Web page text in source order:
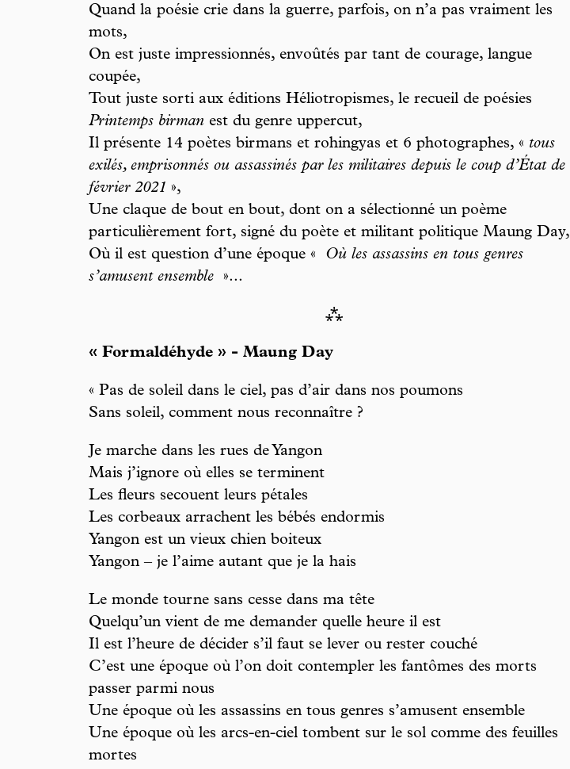
Quand la poésie crie dans la guerre, parfois, on n’a pas vraiment les
mots,
On est juste impressionnés, envoûtés par tant de courage, langue
coupée,
Tout juste sorti aux éditions Héliotropismes, le recueil de poésies
Printemps birman est du genre uppercut,
Il présente 14 poètes birmans et rohingyas et 6 photographes, « tous
exilés, emprisonnés ou assassinés par les militaires depuis le coup d’État de
février 2021 »,
Une claque de bout en bout, dont on a sélectionné un poème
particulièrement fort, signé du poète et militant politique Maung Day,
Où il est question d’une époque «
Où les assassins en tous genres
s’amusent ensemble »...
⁂
« Formaldéhyde » - Maung Day
« Pas de soleil dans le ciel, pas d’air dans nos poumons
Sans soleil, comment nous reconnaître ?
Je marche dans les rues de Yangon
Mais j’ignore où elles se terminent
Les fleurs secouent leurs pétales
Les corbeaux arrachent les bébés endormis
Yangon est un vieux chien boiteux
Yangon – je l’aime autant que je la hais
Le monde tourne sans cesse dans ma tête
Quelqu’un vient de me demander quelle heure il est
Il est l’heure de décider s’il faut se lever ou rester couché
C’est une époque où l’on doit contempler les fantômes des morts
passer parmi nous
Une époque où les assassins en tous genres s’amusent ensemble
Une époque où les arcs-en-ciel tombent sur le sol comme des feuilles
mortes